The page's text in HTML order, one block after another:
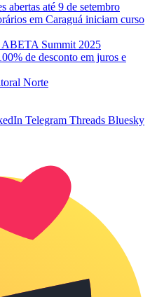
abertas até 9 de setembro
em Caraguá iniciam curso
ABETA Summit 2025
de desconto em juros e
Norte
Telegram Threads Bluesky